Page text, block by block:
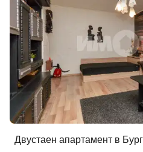
Двустаен апартамент в